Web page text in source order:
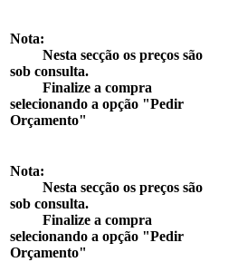
Nota:
Nesta secção os preços são
sob consulta.
Finalize a compra
selecionando a opção "Pedir
Orçamento"
Nota:
Nesta secção os preços são
sob consulta.
Finalize a compra
selecionando a opção "Pedir
Orçamento"